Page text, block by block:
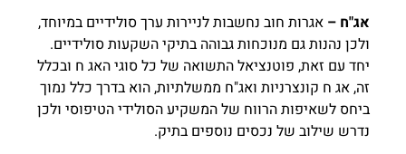
אג"ח –אגרות חוב נחשבות לניירות ערך סולידיים במיוחד,
ולכן נהנות גם מנוכחות גבוהה בתיקי השקעות סולידיים.
יחד עם זאת, פוטנציאל התשואה של כל סוגי האג ח ובכלל
זה, אג ח קונצרניות ואג"ח ממשלתיות, הוא בדרך כלל נמוך
ביחס לשאיפות הרווח של המשקיע הסולידי הטיפוסי ולכן
נדרש שילוב של נכסים נוספים בתיק.